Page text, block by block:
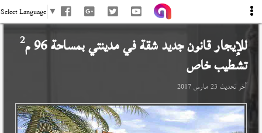
Select Language ▼
للإيجار قانون جديد شقة فيمدينتيبمساحة 96 م 2
تشطيب خاص
آخر تحديث 23 مارس 2017